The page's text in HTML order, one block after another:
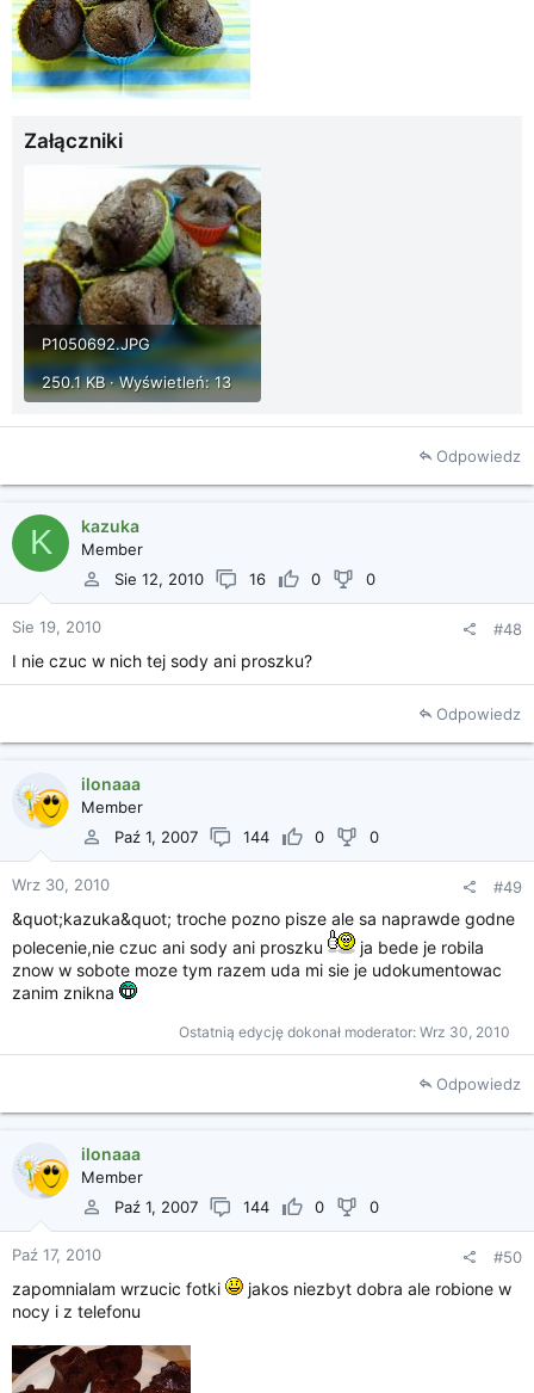
Załączniki
P1050692.JPG
250.1 KB · Wyświetleń: 13
Odpowiedz
K kazuka
Member
Sie 12, 2010
16 0 0
Sie 19, 2010 #48
I nie czuc w nich tej sody ani proszku?
Odpowiedz
ilonaaa
Member
Paź 1, 2007
144 0 0
Wrz 30, 2010 #49
&quot;kazuka&quot; troche pozno pisze ale sa naprawde godne
polecenie,nie czuc ani sody ani proszku
ja bede je robila
znow w sobote moze tym razem uda mi sie je udokumentowac
zanim znikna
Ostatnią edycję dokonał moderator: Wrz 30, 2010
Odpowiedz
ilonaaa
Member
Paź 1, 2007
144 0 0
Paź 17, 2010 #50
zapomnialam wrzucic fotki
jakos niezbyt dobra ale robione w
nocy i z telefonu